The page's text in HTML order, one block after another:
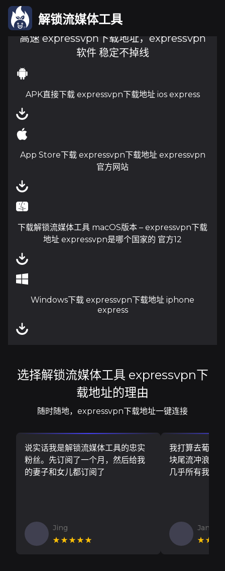
解锁流媒体工具
高速 expressvpn下载地址，expressvpn
软件 稳定不掉线
APK直接下载 expressvpn下载地址 ios express
App Store下载 expressvpn下载地址 expressvpn
官方网站
下载解锁流媒体工具 macOS版本 – expressvpn下载
地址 expressvpn是哪个国家的 官方12
Windows下载 expressvpn下载地址 iphone
express
选择解锁流媒体工具 expressvpn下
载地址的理由
随时随地，expressvpn下载地址一键连接
说实话我是解锁流媒体工具的忠实
粉丝。先订阅了一个月，然后给我
的妻子和女儿都订阅了
Jing
★★★★★
我打算去葡萄
块尾流冲浪板
几乎所有我需
Jan V